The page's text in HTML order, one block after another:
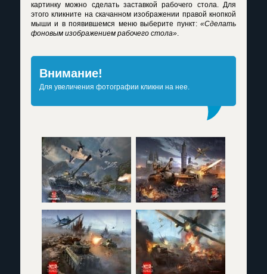
картинку можно сделать заставкой рабочего стола. Для
этого кликните на скачанном изображении правой кнопкой
мыши и в появившемся меню выберите пункт: «Сделать
фоновым изображением рабочего стола».
Внимание!
Для увеличения фотографии кликни на нее.